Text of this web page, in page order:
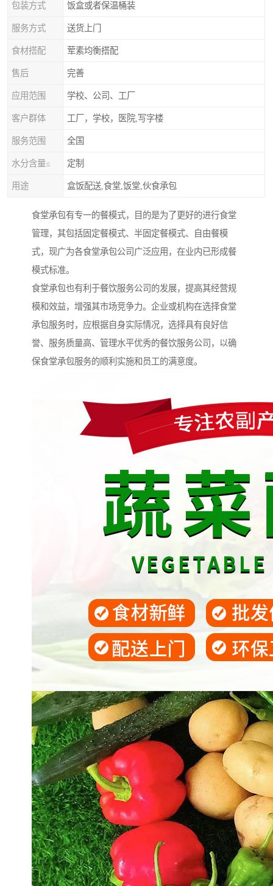
包装方式 饭盒或者保温桶装
服务方式 送货上门
食材搭配 荤素均衡搭配
售后 完善
应用范围 学校、公司、工厂
客户群体 工厂，学校，医院,写字楼
服务范围 全国
水分含量≤ 定制
用途 盒饭配送,食堂,饭堂,伙食承包
食堂承包有专一的餐模式，目的是为了更好的进行食堂
管理，其包括固定餐模式、半固定餐模式、自由餐模
式，现广为各食堂承包公司广泛应用，在业内已形成餐
模式标准。
食堂承包也有利于餐饮服务公司的发展，提高其经营规
模和效益，增强其市场竞争力。企业或机构在选择食堂
承包服务时，应根据自身实际情况，选择具有良好信
誉、服务质量高、管理水平优秀的餐饮服务公司，以确
保食堂承包服务的顺利实施和员工的满意度。